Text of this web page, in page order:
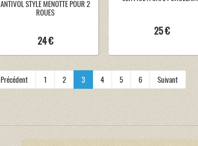
ANTIVOL STYLE MENOTTE POUR 2
ROUES
24 €
25 €
Précédent 1 2 3 4 5 6 Suivant